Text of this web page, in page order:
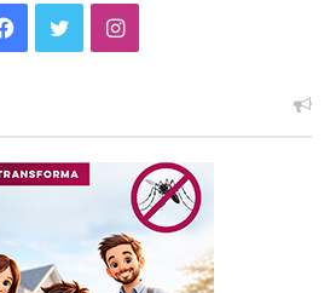
Facebook
TwitterInstagram